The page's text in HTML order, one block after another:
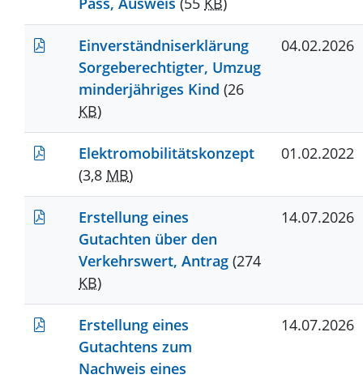
Einverständniserklärung
Sorgeberechtigter, Umzug
minderjähriges Kind (26
KB)
04.02.2026
Elektromobilitätskonzept
(3,8 MB)
01.02.2022
Erstellung eines
Gutachten über den
Verkehrswert, Antrag (274
KB)
14.07.2026
Erstellung eines
Gutachtens zum
Nachweis eines
14.07.2026